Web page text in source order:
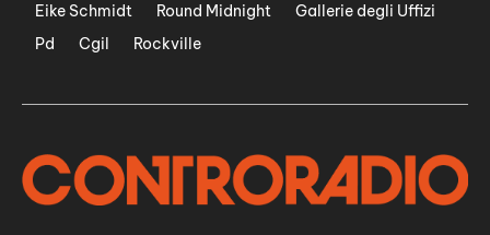
Eike Schmidt
Round Midnight
Gallerie degli Uffizi
Pd
Cgil Rockville